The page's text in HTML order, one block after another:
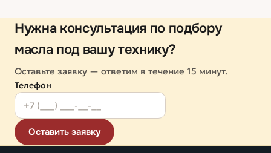
Нужна консультация по подбору
масла под вашу технику?
Оставьте заявку — ответим в течение 15 минут.
Телефон
Оставить заявку